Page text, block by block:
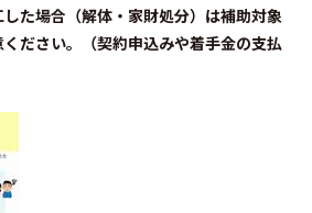
た場合（解体・家財処分）は補助対象
ださい。（契約申込みや着手金の支払